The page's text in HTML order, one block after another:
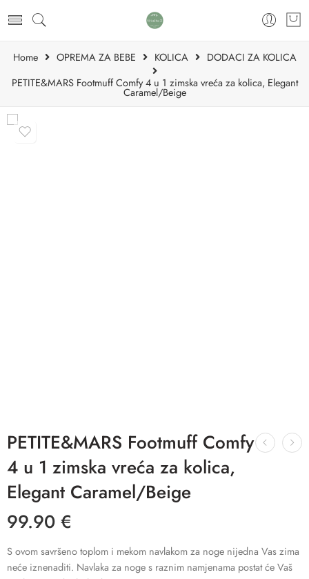
Home OPREMA ZA BEBE KOLICA
DODACI ZA KOLICA
PETITE&MARS Footmuff Comfy 4 u 1 zimska vreća za kolica, Elegant
Caramel/Beige
PETITE&MARS Footmuff Comfy
4 u 1 zimska vreća za kolica,
Elegant Caramel/Beige
99.90 €
S ovom savršeno toplom i mekom navlakom za noge nijedna Vas zima
neće iznenaditi. Navlaka za noge s raznim namjenama postat će Vaš